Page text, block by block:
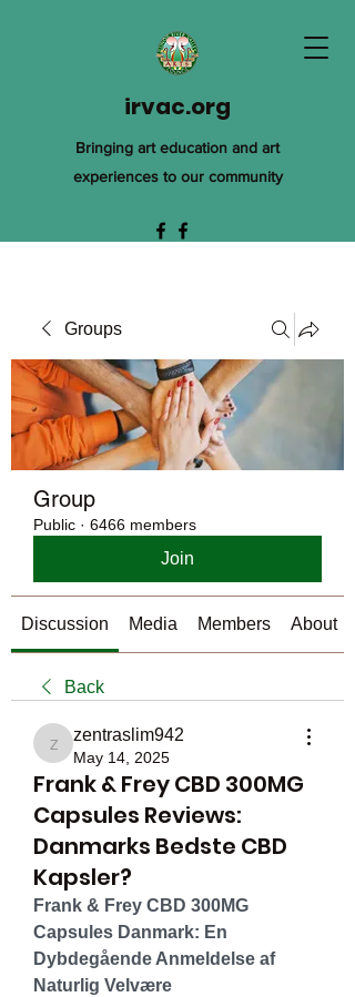
irvac.org
Bringing art education and art
experiences to our community
Groups
Group
Public · 6466 members
Join
Discussion Media Members About
Back
zentraslim942
zentraslim942
May 14, 2025
Frank & Frey CBD 300MG
Capsules Reviews:
Danmarks Bedste CBD
Kapsler?
Frank & Frey CBD 300MG
Capsules Danmark: En
Dybdegående Anmeldelse af
Naturlig Velvære